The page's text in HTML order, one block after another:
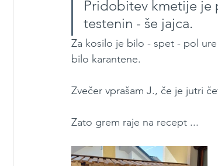
Pridobitev kmetije je
testenin - še jajca.
Za kosilo je bilo - spet - pol
bilo karantene.
Zvečer vprašam J., če je jutri
Zato grem raje na recept ...